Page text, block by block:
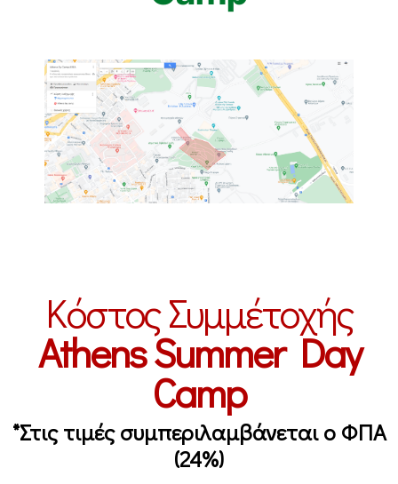
Κόστος Συμμέτοχής
Athens Summer Day
Camp
*Στις τιμές συμπεριλαμβάνεται ο ΦΠΑ
(24%)